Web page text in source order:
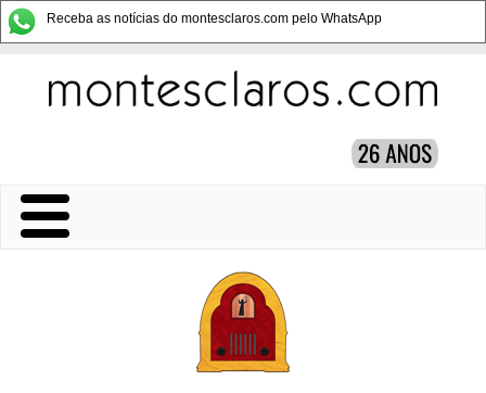
Receba as notícias do montesclaros.com pelo WhatsApp